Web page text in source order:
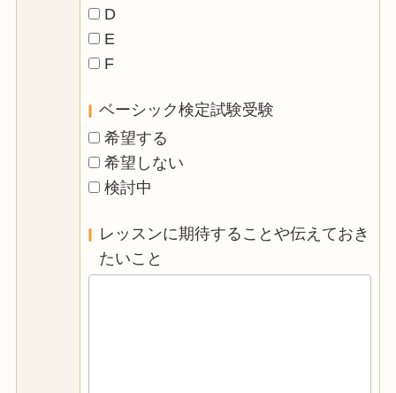
D
E
F
ベーシック検定試験受験
希望する
希望しない
検討中
レッスンに期待することや伝えておき
たいこと